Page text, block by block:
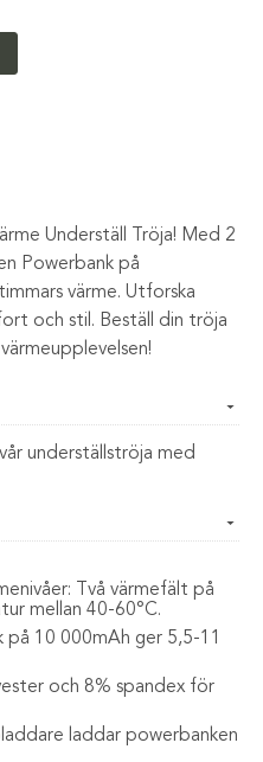
Underställ Tröja! Med 2
Powerbank på
värme. Utforska
och stil. Beställ din tröja
underställströja med
valet för att hålla dig varm
som du enkelt
den som mest.
kommer vår Värme
att du inte behöver
på de mest avgörande
Powerbanken innan du
Två värmefält på
mellan 40-60°C.
på 10 000mAh ger 5,5-11
och 8% spandex för
laddar powerbanken